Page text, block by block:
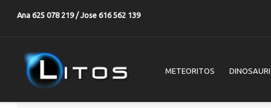
Ana 625 078 219 / Jose 616 562 139
METEORITOS